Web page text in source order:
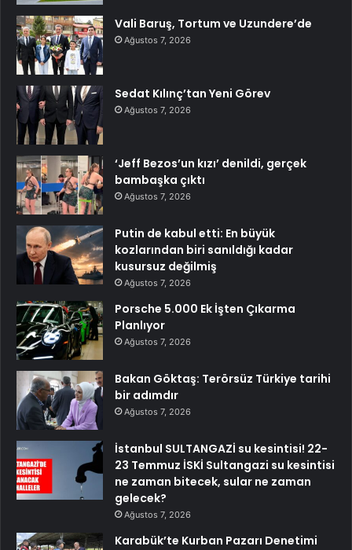
Vali Baruş, Tortum ve Uzundere’de
Ağustos 7, 2026
Sedat Kılınç’tan Yeni Görev
Ağustos 7, 2026
‘Jeff Bezos’un kızı’ denildi, gerçek
bambaşka çıktı
Ağustos 7, 2026
Putin de kabul etti: En büyük
kozlarından biri sanıldığı kadar
kusursuz değilmiş
Ağustos 7, 2026
Porsche 5.000 Ek İşten Çıkarma
Planlıyor
Ağustos 7, 2026
Bakan Göktaş: Terörsüz Türkiye tarihi
bir adımdır
Ağustos 7, 2026
İstanbul SULTANGAZİ su kesintisi! 22-
23 Temmuz İSKİ Sultangazi su kesintisi
ne zaman bitecek, sular ne zaman
gelecek?
Ağustos 7, 2026
Karabük’te Kurban Pazarı Denetimi